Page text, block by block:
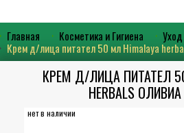
Главная Косметика и Гигиена
Крем д/лица питател 50 мл Himalaya
КРЕМ Д/ЛИЦА ПИТАТЕЛ
HERBALS
нет в наличии